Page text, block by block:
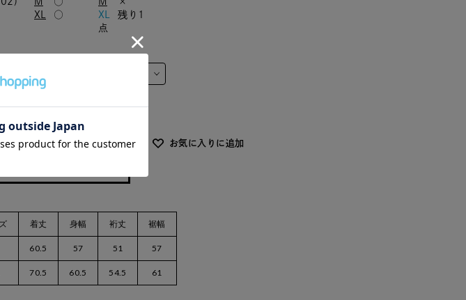
XL
○
XL
残り1
点
/サイズ
お気に入りに追加
着丈 身幅 裄丈 裾幅
60.5 57 51 57
70.5 60.5 54.5 61